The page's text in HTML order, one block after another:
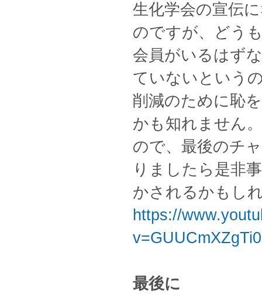
生化学会の宣伝
のですが、どう
会員がいるはず
ていないという
削減のために恥
かも知れません
ので、最後のチ
りましたら是非
かされるかもし
https://
最後に